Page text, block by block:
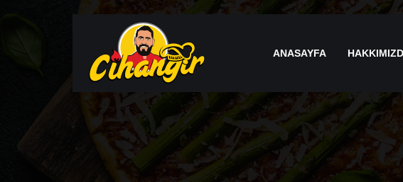
ANASAYFA